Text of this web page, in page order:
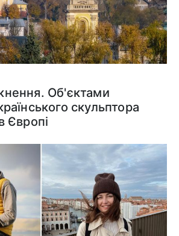
Об'єктами
скульптора
Європі